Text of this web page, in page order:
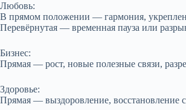
Любовь:
В прямом положении — гармония,
Перевёрнутая — временная пауза или
Бизнес:
Прямая — рост, новые полезные связи,
Здоровье:
Прямая — выздоровление,